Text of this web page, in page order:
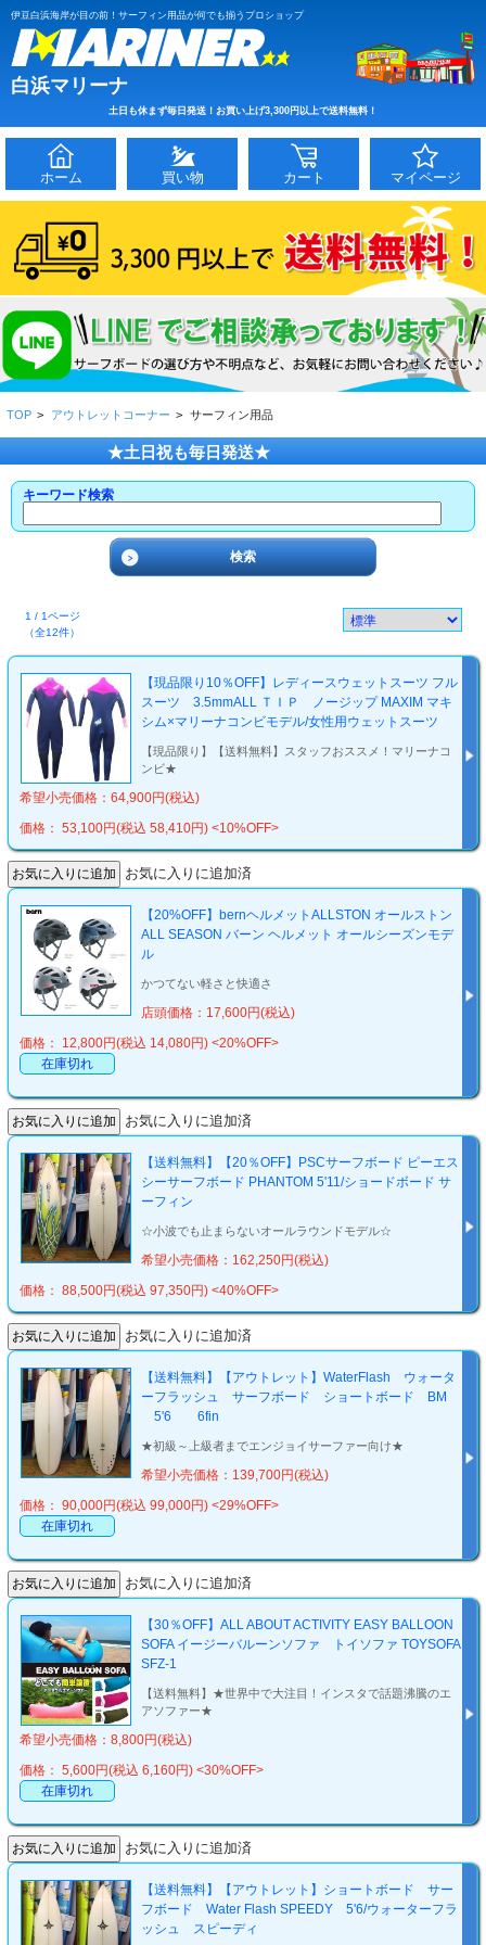
伊豆白浜海岸が目の前！サーフィン用品が何でも揃うプロショップ
白浜マリーナ
土日も休まず毎日発送！お買い上げ3,300円以上で送料無料！
ホーム 買い物 カート マイページ
TOP > アウトレットコーナー > サーフィン用品
★土日祝も毎日発送★
キーワード検索
1 / 1ページ
（全12件）
【現品限り10％OFF】レディースウェットスーツ フル
スーツ 3.5mmALL ＴＩＰ ノージップ MAXIM マキ
シム×マリーナコンビモデル/女性用ウェットスーツ
【現品限り】【送料無料】スタッフおススメ！マリーナコ
ンビ★
希望小売価格：64,900円(税込)
価格： 53,100円(税込 58,410円) <10%OFF>
お気に入りに追加済
【20%OFF】bernヘルメットALLSTON オールストン
ALL SEASON バーン ヘルメット オールシーズンモデ
ル
かつてない軽さと快適さ
店頭価格：17,600円(税込)
価格： 12,800円(税込 14,080円) <20%OFF>
在庫切れ
お気に入りに追加済
【送料無料】【20％OFF】PSCサーフボード ピーエス
シーサーフボード PHANTOM 5'11/ショードボード サ
ーフィン
☆小波でも止まらないオールラウンドモデル☆
希望小売価格：162,250円(税込)
価格： 88,500円(税込 97,350円) <40%OFF>
お気に入りに追加済
【送料無料】【アウトレット】WaterFlash ウォータ
ーフラッシュ サーフボード ショートボード BM
5'6 6fin
★初級～上級者までエンジョイサーファー向け★
希望小売価格：139,700円(税込)
価格： 90,000円(税込 99,000円) <29%OFF>
在庫切れ
お気に入りに追加済
【30％OFF】ALL ABOUT ACTIVITY EASY BALLOON
SOFA イージーバルーンソファ トイソファ TOYSOFA
SFZ-1
【送料無料】★世界中で大注目！インスタで話題沸騰のエ
アソファー★
希望小売価格：8,800円(税込)
価格： 5,600円(税込 6,160円) <30%OFF>
在庫切れ
お気に入りに追加済
【送料無料】【アウトレット】ショートボード サー
フボード Water Flash SPEEDY 5'6/ウォーターフラ
ッシュ スピーディ